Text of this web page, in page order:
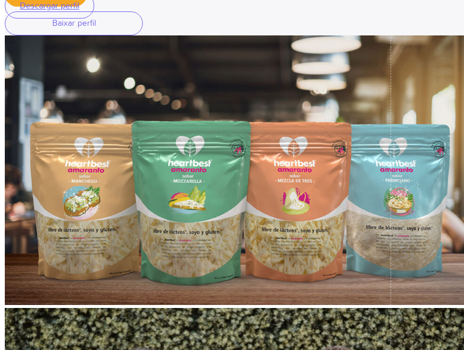
Descargar perfil
Baixar perfil